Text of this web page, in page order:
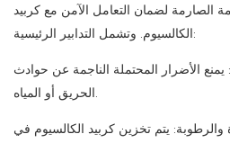
الصارمة لضمان التعامل الآمن مع كربيد
الكالسيوم. وتشمل التدابير الرئيسية:
يمنع الأضرار المحتملة الناجمة عن حوادث
يتم تخزين كربيد الكالسيوم في